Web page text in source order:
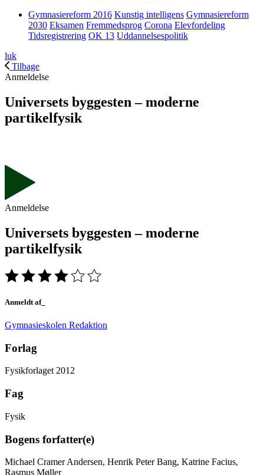
Gymnasiereform 2016 Kunstig intelligens Gymnasiereform
2030 Eksamen Fremmedsprog Corona Elevfordeling
Tidsregistrering OK 13 Uddannelsespolitik
luk
Tilbage
Anmeldelse
Universets byggesten – moderne
partikelfysik
Anmeldelse
Universets byggesten – moderne
partikelfysik
Anmeldt af_
Gymnasieskolen Redaktion
Forlag
Fysikforlaget 2012
Fag
Fysik
Bogens forfatter(e)
Michael Cramer Andersen, Henrik Peter Bang, Katrine Facius,
Rasmus Møller